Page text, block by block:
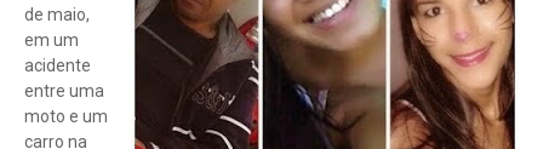
de maio,
em um
acidente
entre uma
moto e um
carro na